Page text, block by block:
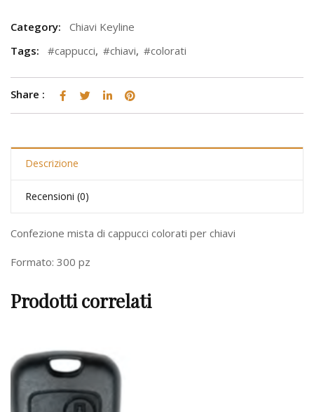
Category:
Chiavi Keyline
Tags:
#cappucci, #chiavi, #colorati
Share :
Descrizione
Recensioni (0)
Confezione mista di cappucci colorati per chiavi
Formato: 300 pz
Prodotti correlati